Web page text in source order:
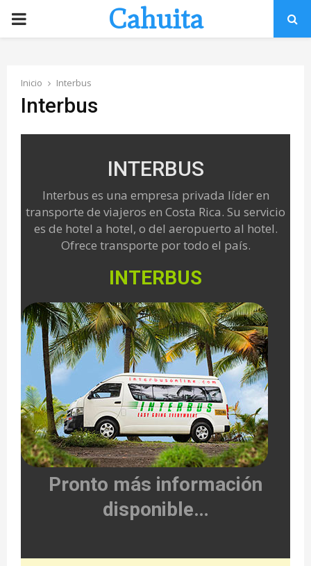
P
M
U
Cahuita
Inicio Interbus
Interbus
INTERBUS
Interbus es una empresa privada líder en
transporte de viajeros en Costa Rica. Su servicio
es de hotel a hotel, o del aeropuerto al hotel.
Ofrece transporte por todo el país.
INTERBUS
Pronto más información
disponible…